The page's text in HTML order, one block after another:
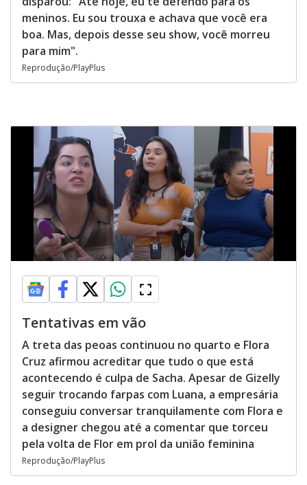
meninos. Eu sou trouxa e achava que você era
boa. Mas, depois desse seu show, você morreu
para mim".
Reprodução/PlayPlus
Tentativas em vão
A treta das peoas continuou no quarto e Flora
Cruz afirmou acreditar que tudo o que está
acontecendo é culpa de Sacha. Apesar de Gizelly
seguir trocando farpas com Luana, a empresária
conseguiu conversar tranquilamente com Flora e
a designer chegou até a comentar que torceu
pela volta de Flor em prol da união feminina
Reprodução/PlayPlus